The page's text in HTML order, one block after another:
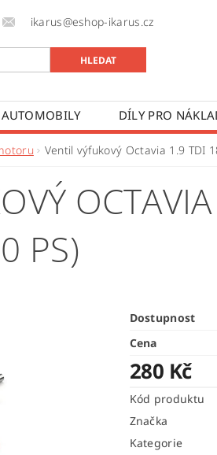
ikarus@eshop-ikarus.cz
DÍLY PRO
STROJE
VÝROBA A
Ventil výfukový Octavia 1.9 TDI
PS)
Dostupnost
Cena
280 Kč
Kód produktu
Značka
Kategorie